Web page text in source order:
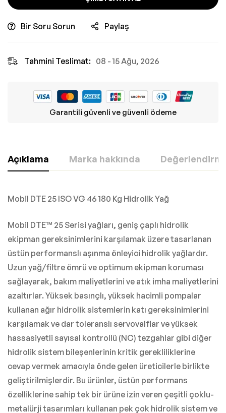
Bir Soru Sorun Paylaş
Tahmini Teslimat: 08 - 15 Ağu, 2026
Garantili güvenli ve güvenli ödeme
Açıklama Marka hakkında
Mobil DTE 25 ISO VG 46 180 Kg Hidrolik Yağ
Mobil DTE™ 25 Serisi yağları, geniş çaplı hidrolik
ekipman gereksinimlerini karşılamak üzere tasarlanan
üstün performanslı aşınma önleyici hidrolik yağlardır.
Uzun yağ/filtre ömrü ve optimum ekipman koruması
sağlayarak, bakım maliyetlerini ve atık imha maliyetlerini
azaltırlar. Yüksek basınçlı, yüksek hacimli pompalar
kullanan ağır hidrolik sistemlerin katı gereksinimlerini
karşılamak ve dar toleranslı servovalflar ve yüksek
hassasiyetli sayısal kontrollü (NC) tezgahlar gibi diğer
hidrolik sistem bileşenlerinin kritik gerekliliklerine
cevap vermek amacıyla önde gelen üreticilerle birlikte
geliştirilmişlerdir. Bu ürünler, üstün performans
özelliklerine sahip tek bir ürüne izin veren çeşitli çoklu-
metalürji tasarımları kullanan pek çok hidrolik sistem ve